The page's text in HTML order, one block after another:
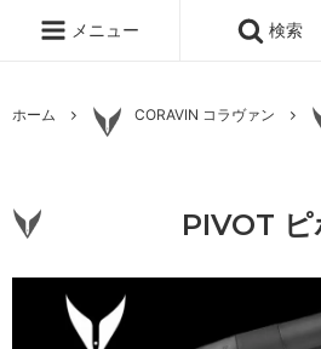
メニュー 検索
ホーム CORAVIN コラヴァン
PIVOT ピ